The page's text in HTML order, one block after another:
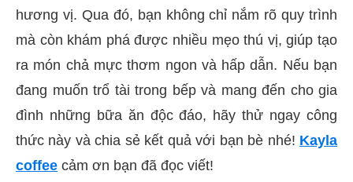
hương vị. Qua đó, bạn không chỉ nắm rõ quy trình
mà còn khám phá được nhiều mẹo thú vị, giúp tạo
ra món chả mực thơm ngon và hấp dẫn. Nếu bạn
đang muốn trổ tài trong bếp và mang đến cho gia
đình những bữa ăn độc đáo, hãy thử ngay công
thức này và chia sẻ kết quả với bạn bè nhé! Kayla
coffee cảm ơn bạn đã đọc viết!